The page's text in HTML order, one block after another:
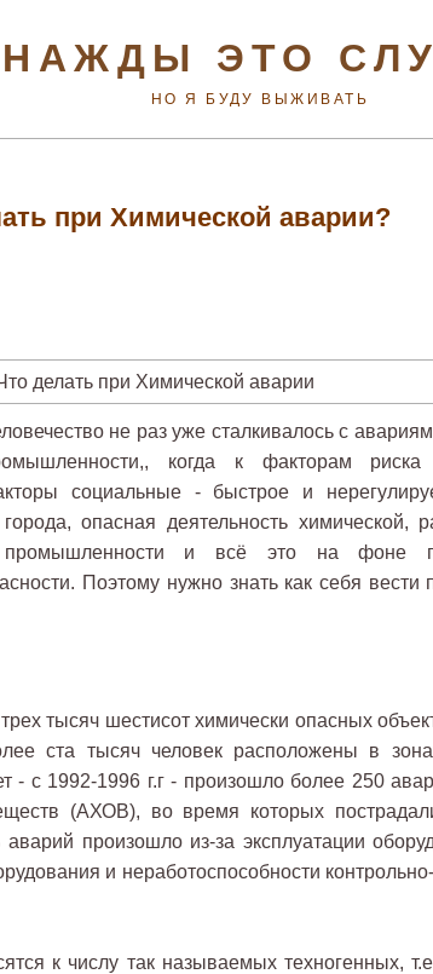
ЭТО
НО Я БУДУ ВЫЖИВАТЬ
при Химической аварии?
не раз уже сталкивалось с
когда к факторам риска
социальные - быстрое и
опасная деятельность химической,
промышленности и всё это на фоне
Поэтому нужно знать как себя вести
тысяч шестисот химически опасных
ста тысяч человек расположены в
- с 1992-1996 г.г - произошло более 250
(АХОВ), во время которых
произошло из-за эксплуатации
и неработоспособности
к числу так называемых техногенных,